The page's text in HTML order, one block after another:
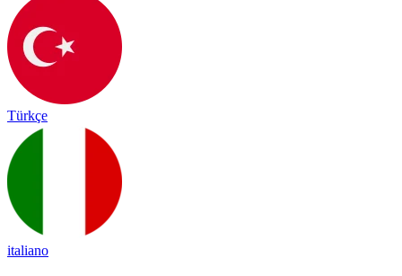
Türkçe
italiano